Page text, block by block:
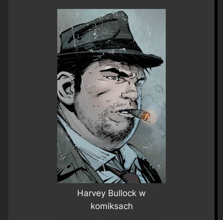
Harvey Bullock w
komiksach